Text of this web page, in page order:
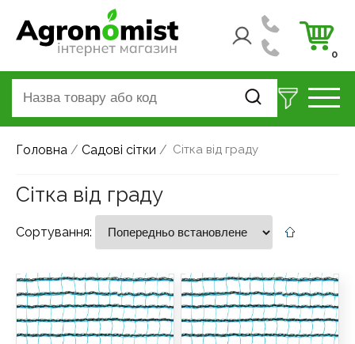
0
Головна / Садові сітки / Сітка від граду
Сітка від граду
Сортування: